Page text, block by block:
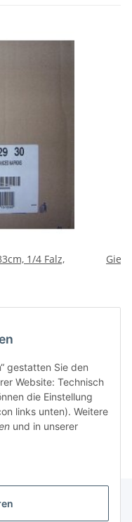
gestatten Sie den
Website: Technisch
die Einstellung
links unten). Weitere
und in unserer
1/4 Falz,
Gies